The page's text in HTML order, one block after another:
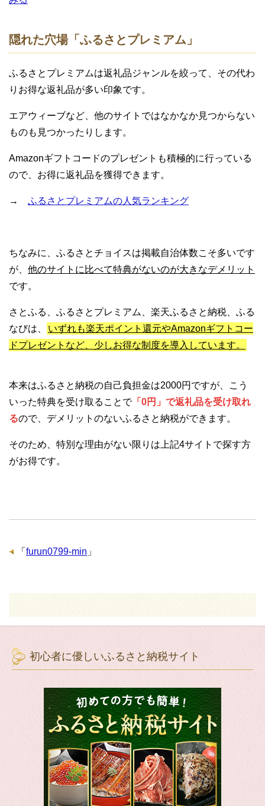
隠れた穴場「ふるさとプレミアム」
ふるさとプレミアムは返礼品ジャンルを絞って、その代わ
りお得な返礼品が多い印象です。
エアウィーブなど、他のサイトではなかなか見つからない
ものも見つかったりします。
Amazonギフトコードのプレゼントも積極的に行っている
ので、お得に返礼品を獲得できます。
→ ふるさとプレミアムの人気ランキング
ちなみに、ふるさとチョイスは掲載自治体数こそ多いです
が、 他のサイトに比べて特典がないのが大きなデメリット
です。
さとふる、ふるさとプレミアム、楽天ふるさと納税、ふる
なびは、
いずれも楽天ポイント還元やAmazonギフトコー
ドプレゼントなど、少しお得な制度を導入しています。
本来はふるさと納税の自己負担金は2000円ですが、こう
いった特典を受け取ることで「0円」で返礼品を受け取れ
るので、デメリットのないふるさと納税ができます。
そのため、特別な理由がない限りは上記4サイトで探す方
がお得です。
「 furun0799-min 」
初心者に優しいふるさと納税サイト